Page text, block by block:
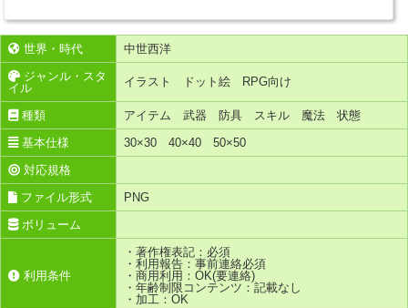
世界・時代
中世西洋
ジャンル・スタ
イル
イラスト ドット絵 RPG向け
種類
アイテム 武器 防具 スキル 魔法 状態
基本仕様
30×30 40×40 50×50
対応規格
ファイル形式
PNG
ボリューム
利用条件
・著作権表記：必須
・利用報告：事前連絡必須
・商用利用：OK(要連絡)
・年齢制限コンテンツ：記載なし
・加工：OK